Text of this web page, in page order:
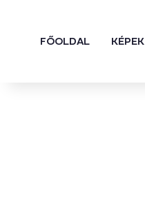
FŐOLDAL KÉPEK